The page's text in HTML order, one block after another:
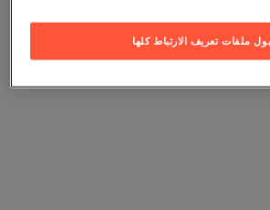
ملفات تعريف الارتباط كلها